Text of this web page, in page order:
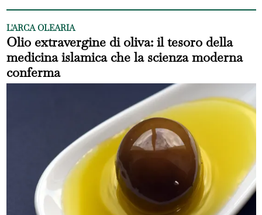
L'ARCA OLEARIA
Olio extravergine di oliva: il tesoro della
medicina islamica che la scienza moderna
conferma